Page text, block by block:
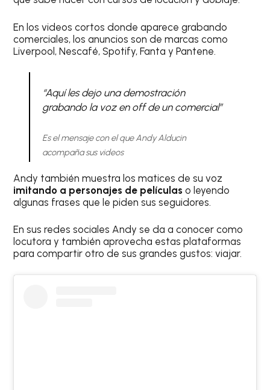
En los videos cortos donde aparece grabando
comerciales, los anuncios son de marcas como
Liverpool, Nescafé, Spotify, Fanta y Pantene.
“Aquí les dejo una demostración
grabando la voz en off de un comercial”
Es el mensaje con el que Andy Alducin
acompaña sus videos
Andy también muestra los matices de su voz
imitando a personajes de películas o leyendo
algunas frases que le piden sus seguidores.
En sus redes sociales Andy se da a conocer como
locutora y también aprovecha estas plataformas
para compartir otro de sus grandes gustos: viajar.